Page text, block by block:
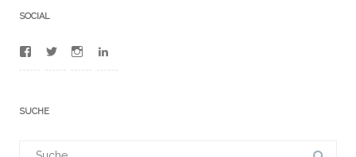
SOCIAL
Profil
anzeigen
Profil Profil
SUCHE